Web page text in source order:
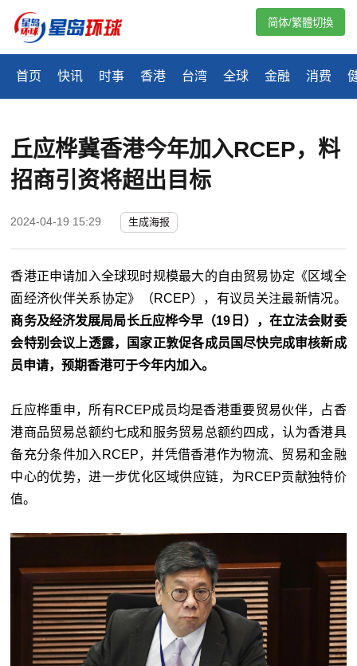
首页 快讯 时事 香港 台湾 全球 金融 消费
简体/繁體切換
丘应桦冀香港今年加入RCEP，料
招商引资将超出目标
2024-04-19 15:29 生成海报
香港正申请加入全球现时规模最大的自由贸易协定《区域全
面经济伙伴关系协定》（RCEP），有议员关注最新情况。
商务及经济发展局局长丘应桦今早（19日），在立法会财委
会特别会议上透露，国家正敦促各成员国尽快完成审核新成
员申请，预期香港可于今年内加入。
丘应桦重申，所有RCEP成员均是香港重要贸易伙伴，占香
港商品贸易总额约七成和服务贸易总额约四成，认为香港具
备充分条件加入RCEP，并凭借香港作为物流、贸易和金融
中心的优势，进一步优化区域供应链，为RCEP贡献独特价
值。